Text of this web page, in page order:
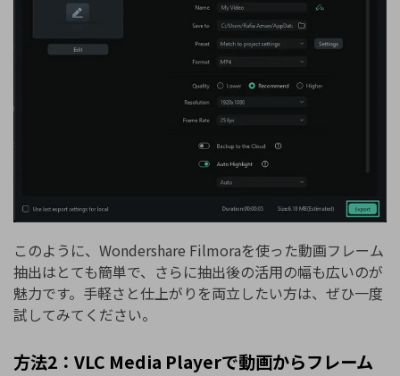
このように、Wondershare Filmoraを使った動画フレーム
抽出はとても簡単で、さらに抽出後の活用の幅も広いのが
魅力です。手軽さと仕上がりを両立したい方は、ぜひ一度
試してみてください。
方法2：VLC Media Playerで動画からフレーム